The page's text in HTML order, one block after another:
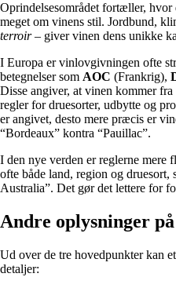
Oprindelsesområdet fortæller, hvor
meget om vinens stil. Jordbund,
terroir– giver vinen dens unikke
I Europa er vinlovgivningen ofte
betegnelser som AOC (Frankrig),
Disse angiver, at vinen kommer
regler for druesorter, udbytte og
er angivet, desto mere præcis er
“Bordeaux” kontra “Pauillac”.
I den nye verden er reglerne mere
ofte både land, region og druesort,
Australia”. Det gør det lettere for
Andre oplysninger
Ud over de tre hovedpunkter kan
detaljer: